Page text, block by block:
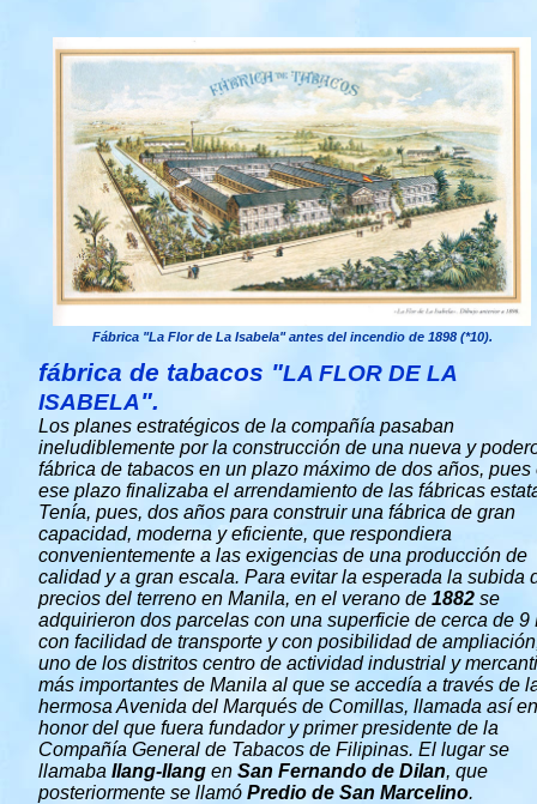
Fábrica "La Flor de La Isabela" antes del incendio de 1898 (*10).
fábrica de tabacos "LA FLOR DE LA
ISABELA".
Los planes estratégicos de la compañía pasaban
ineludiblemente por la construcción de una nueva y
fábrica de tabacos en un plazo máximo de dos años, pues
ese plazo finalizaba el arrendamiento de las fábricas
Tenía, pues, dos años para construir una fábrica de gran
capacidad, moderna y eficiente, que respondiera
convenientemente a las exigencias de una producción de
calidad y a gran escala. Para evitar la esperada la subida
precios del terreno en Manila, en el verano de 1882 se
adquirieron dos parcelas con una superficie de cerca de 9
con facilidad de transporte y con posibilidad de
uno de los distritos centro de actividad industrial y
más importantes de Manila al que se accedía a través de
hermosa Avenida del Marqués de Comillas, llamada así en
honor del que fuera fundador y primer presidente de la
Compañía General de Tabacos de Filipinas. El lugar se
llamaba Ilang-Ilang en San Fernando de Dilan, que
posteriormente se llamó Predio de San Marcelino.